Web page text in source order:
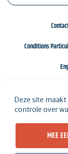
Conditions
Deze site
controle over
MEE